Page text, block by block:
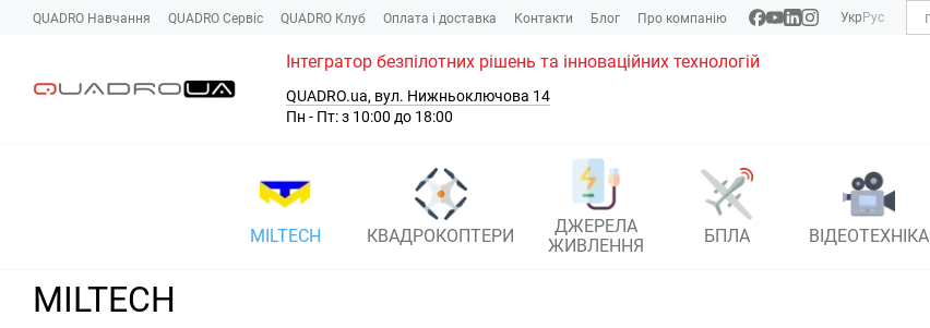
Перейти до основного контенту
QUADRO Навчання QUADRO Сервіc QUADRO Клуб Оплата і доставка Контакти Блог Про компанію Укр Рус
Інтегратор безпілотних рішень та інноваційних технологій
QUADRO.ua, вул. Нижньоключова 14
Пн - Пт: з 10:00 до 18:00
MILTECH КВАДРОКОПТЕРИ
ДЖЕРЕЛА
ЖИВЛЕННЯ
БПЛА ВІДЕОТЕХНІКА
MILTECH